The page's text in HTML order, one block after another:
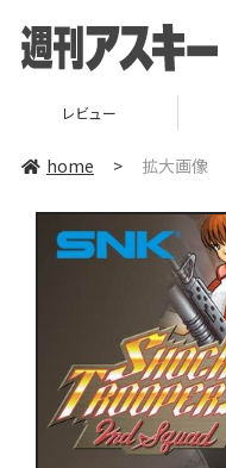
レビュー
home > 拡大画像